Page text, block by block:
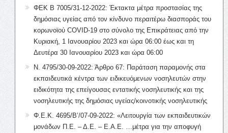
ΦΕΚ Β 7005/31-12-2022: Έκτακτα μέτρα προστασίας της
δημόσιας υγείας από τον κίνδυνο περαιτέρω διασποράς του
κορωνοϊού COVID-19 στο σύνολο της Επικράτειας από την
Κυριακή, 1 Ιανουαρίου 2023 και ώρα 06:00 έως και τη
Δευτέρα 30 Ιανουαρίου 2023 και ώρα 06:00
Ν. 4795/30-09-2022: Άρθρο 67: Παράταση παραμονής στα
εκπαιδευτικά κέντρα των ειδικευόμενων νοσηλευτών στην
ειδικότητα της επείγουσας εντατικής νοσηλευτικής και της
νοσηλευτικής της δημόσιας υγείας/κοινοτικής νοσηλευτικής
Φ.Ε.Κ. 4695/Β’/07-09-2022: «Λειτουργία των εκπαιδευτικών
μονάδων Π.Ε. – Δ.Ε. – Ε.Α.Ε. …μέτρα για την αποφυγή